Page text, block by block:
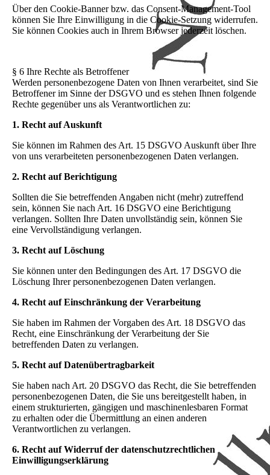
Über den Cookie-Banner bzw. das Consent-Management-Tool
können Sie Ihre Einwilligung in die Cookie-Setzung widerrufen.
Sie können Cookies auch in Ihrem Browser jederzeit löschen.
§ 6 Ihre Rechte als Betroffener
Werden personenbezogene Daten von Ihnen verarbeitet, sind Sie
Betroffener im Sinne der DSGVO und es stehen Ihnen folgende
Rechte gegenüber uns als Verantwortlichen zu:
1. Recht auf Auskunft
Sie können im Rahmen des Art. 15 DSGVO Auskunft über Ihre
von uns verarbeiteten personenbezogenen Daten verlangen.
2. Recht auf Berichtigung
Sollten die Sie betreffenden Angaben nicht (mehr) zutreffend
sein, können Sie nach Art. 16 DSGVO eine Berichtigung
verlangen. Sollten Ihre Daten unvollständig sein, können Sie
eine Vervollständigung verlangen.
3. Recht auf Löschung
Sie können unter den Bedingungen des Art. 17 DSGVO die
Löschung Ihrer personenbezogenen Daten verlangen.
4. Recht auf Einschränkung der Verarbeitung
Sie haben im Rahmen der Vorgaben des Art. 18 DSGVO das
Recht, eine Einschränkung der Verarbeitung der Sie
betreffenden Daten zu verlangen.
5. Recht auf Datenübertragbarkeit
Sie haben nach Art. 20 DSGVO das Recht, die Sie betreffenden
personenbezogenen Daten, die Sie uns bereitgestellt haben, in
einem strukturierten, gängigen und maschinenlesbaren Format
zu erhalten oder die Übermittlung an einen anderen
Verantwortlichen zu verlangen.
6. Recht auf Widerruf der datenschutzrechtlichen
Einwilligungserklärung